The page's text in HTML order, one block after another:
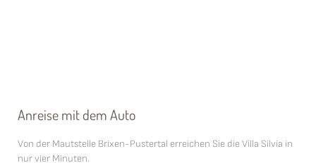
Anreise mit dem Auto
Von der Mautstelle Brixen-Pustertal erreichen Sie die Villa Silvia in
nur vier Minuten.